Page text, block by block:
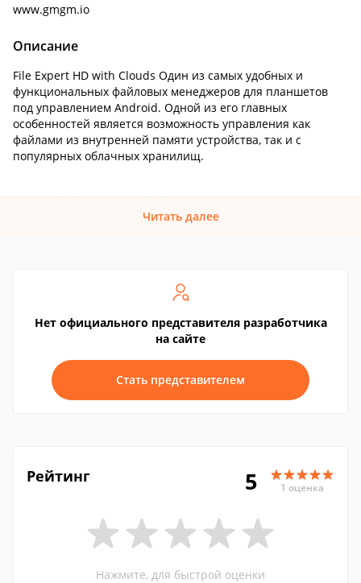
www.gmgm.io
Описание
File Expert HD with Clouds Один из самых удобных и
функциональных файловых менеджеров для планшетов
под управлением Android. Одной из его главных
особенностей является возможность управления как
файлами из внутренней памяти устройства, так и с
популярных облачных хранилищ.
Читать далее
Нет официального представителя разработчика
на сайте
Стать представителем
Рейтинг 5 1 оценка
Нажмите, для быстрой оценки